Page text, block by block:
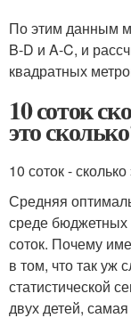
По этим данным
B-D и A-C, и
квадратных
10 соток
это
10 соток -
Средняя
среде бюджетных
соток. Почему
в том, что так уж
статистической
двух детей,